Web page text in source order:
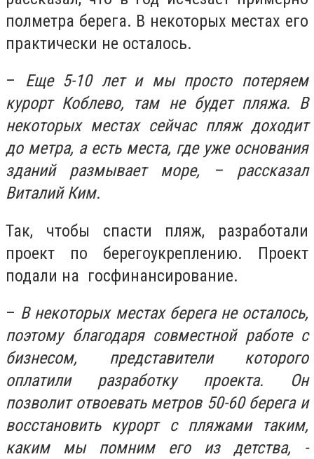
полметра берега. В некоторых местах его
практически не осталось.
– Еще 5-10 лет и мы просто потеряем
курорт Коблево, там не будет пляжа. В
некоторых местах сейчас пляж доходит
до метра, а есть места, где уже основания
зданий размывает море, – рассказал
Виталий Ким.
Так, чтобы спасти пляж, разработали
проект по берегоукреплению. Проект
подали на госфинансирование.
– В некоторых местах берега не осталось,
поэтому благодаря совместной работе с
бизнесом, представители которого
оплатили разработку проекта. Он
позволит отвоевать метров 50-60 берега и
восстановить курорт с пляжами таким,
каким мы помним его из детства, -